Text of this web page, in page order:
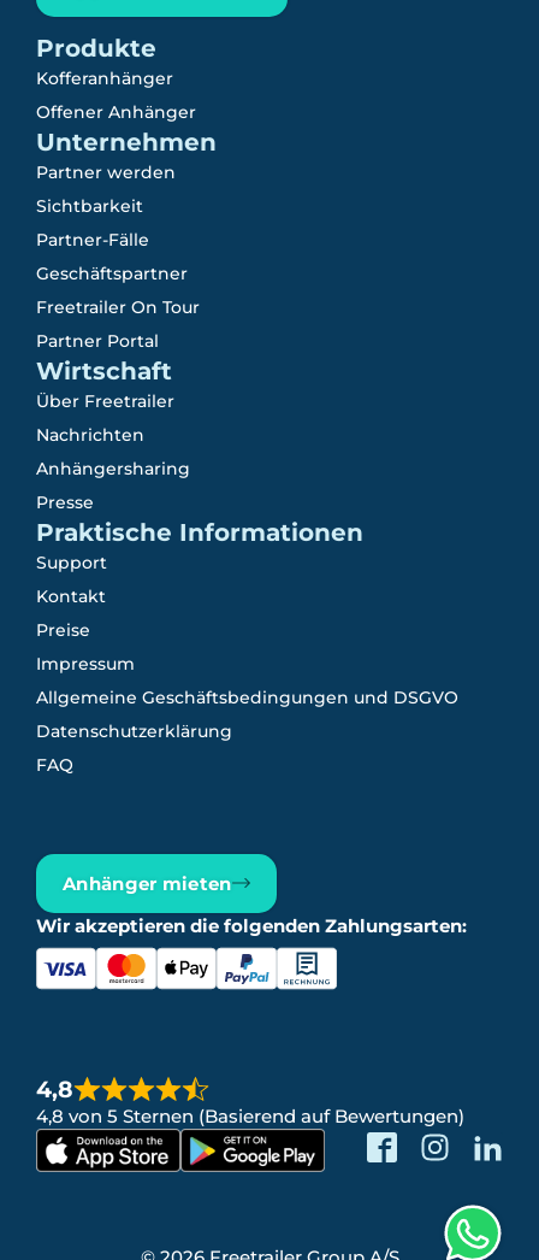
Produkte
Kofferanhänger
Offener Anhänger
Unternehmen
Partner werden
Sichtbarkeit
Partner-Fälle
Geschäftspartner
Freetrailer On Tour
Partner Portal
Wirtschaft
Über Freetrailer
Nachrichten
Anhängersharing
Presse
Praktische Informationen
Support
Kontakt
Preise
Impressum
Allgemeine Geschäftsbedingungen und DSGVO
Datenschutzerklärung
FAQ
Anhänger mieten
Wir akzeptieren die folgenden Zahlungsarten:
4,8
4,8 von 5 Sternen (Basierend auf Bewertungen)